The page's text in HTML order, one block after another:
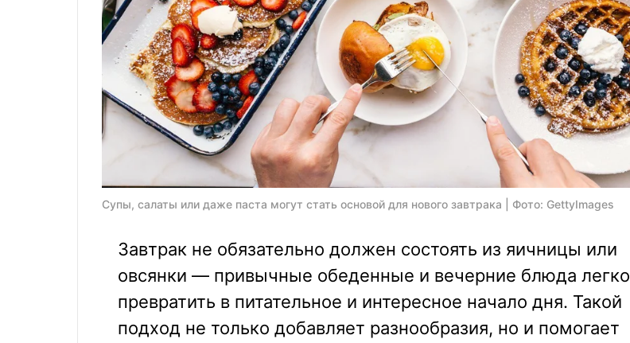
Супы, салаты или даже паста могут стать основой для нового завтрака | Фото: GettyImages
Завтрак не обязательно должен состоять из яичницы или
овсянки — привычные обеденные и вечерние блюда легко
превратить в питательное и интересное начало дня. Такой
подход не только добавляет разнообразия, но и помогает